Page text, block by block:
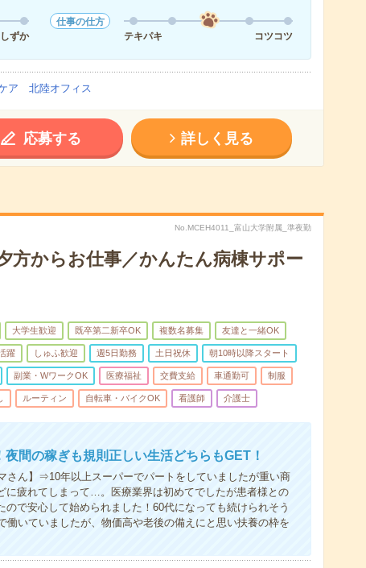
しずか
仕事の仕方
テキパキ
コツコツ
ア 北陸オフィス
応募する 詳しく見る
No.MCEH4011_富山大学附属_準夜勤
方からお仕事／かんたん病棟サポー
大学生歓迎 既卒第二新卒OK 複数名募集 友達と一緒OK
躍 しゅふ歓迎 週5日勤務 土日祝休 朝10時以降スタート
副業・WワークOK 医療福祉 交費支給 車通勤可 制服
ルーティン 自転車・バイクOK 看護師 介護士
間の稼ぎも規則正しい生活どちらもGET！
さん】⇒10年以上スーパーでパートをしていましたが重い商
に疲れてしまって…。医療業界は初めてでしたが患者様との
で安心して始められました！60代になっても続けられそう
いていましたが、物価高や老後の備えにと思い扶養の枠を